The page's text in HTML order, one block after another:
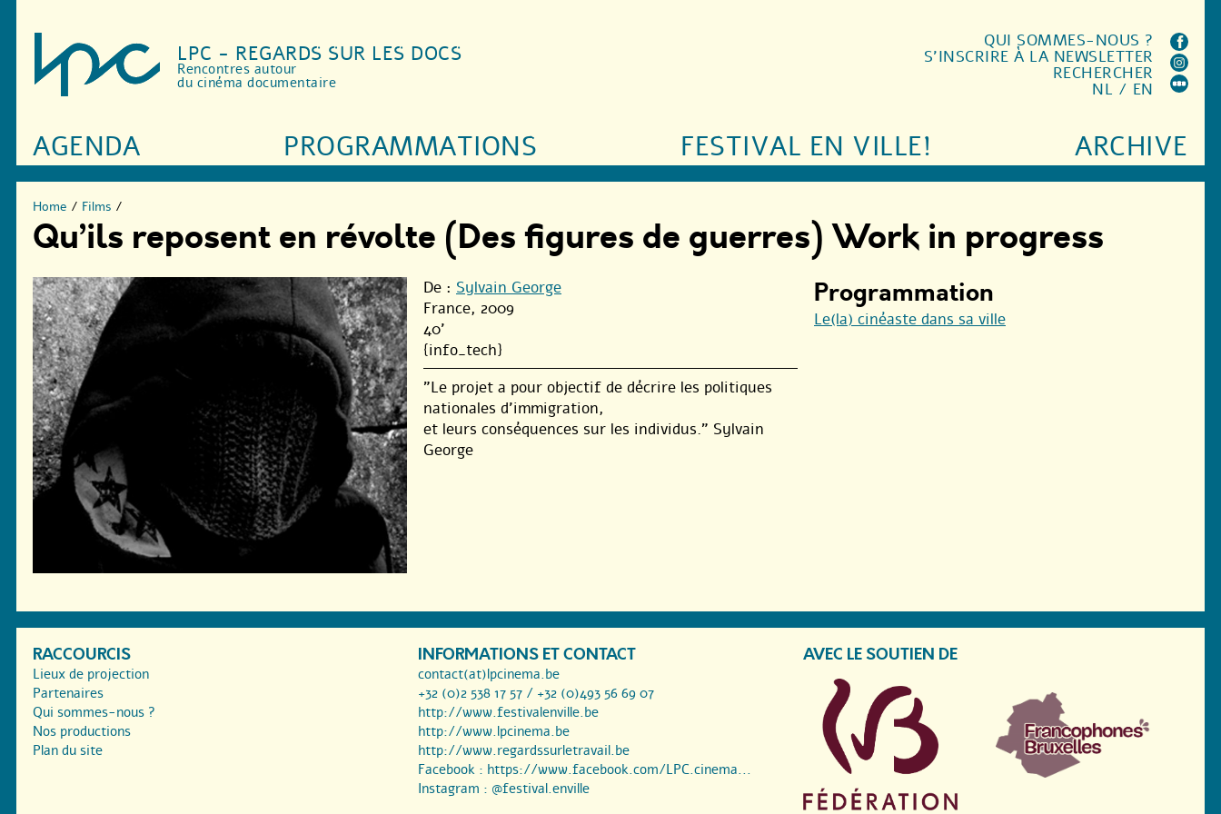
LPC - REGARDS SUR LES DOCS
Rencontres autour
du cinéma documentaire
AGENDA PROGRAMMATIONS FESTIVAL EN VILLE! ARCHIVE
QUI SOMMES-NOUS ?
S'INSCRIRE À LA NEWSLETTER
RECHERCHER
NL / EN
Home / Films /
Qu’ils reposent en révolte (Des figures de guerres) Work in progress
De : Sylvain George
France, 2009
40'
{info_tech}
"Le projet a pour objectif de décrire les politiques
nationales d’immigration,
et leurs conséquences sur les individus.” Sylvain
George
Programmation
Le(la) cinéaste dans sa ville
RACCOURCIS
Lieux de projection
Partenaires
Qui sommes-nous ?
Nos productions
Plan du site
INFORMATIONS ET CONTACT
contact(at)lpcinema.be
+32 (0)2 538 17 57 / +32 (0)493 56 69 07
http://www.festivalenville.be
http://www.lpcinema.be
http://www.regardssurletravail.be
Facebook : https://www.facebook.com/LPC.cinema...
Instagram : @festival.enville
AVEC LE SOUTIEN DE